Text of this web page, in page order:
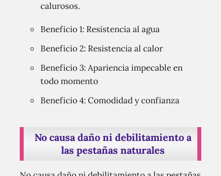
calurosos.
Beneficio 1: Resistencia al agua
Beneficio 2: Resistencia al calor
Beneficio 3: Apariencia impecable en
todo momento
Beneficio 4: Comodidad y confianza
No causa daño ni debilitamiento a
las pestañas naturales